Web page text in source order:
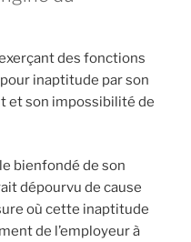
des fonctions
inaptitude par son
et son impossibilité de
bienfondé de son
dépourvu de cause
où cette inaptitude
de l’employeur à